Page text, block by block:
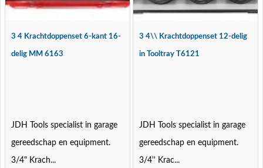
3 4 Krachtdoppenset 6-kant 16-
delig MM 6163
JDH Tools specialist in garage
gereedschap en equipment.
3/4" Krach...
3 4\\ Krachtdoppenset 12-delig
in Tooltray T6121
JDH Tools specialist in garage
gereedschap en equipment.
3/4'' Krac...